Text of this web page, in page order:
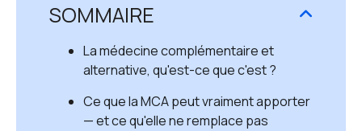
SOMMAIRE
La médecine complémentaire et
alternative, qu'est-ce que c'est ?
Ce que la MCA peut vraiment apporter
— et ce qu'elle ne remplace pas